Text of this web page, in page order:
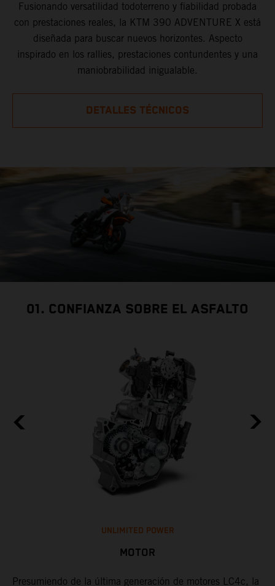
Fusionando versatilidad todoterreno y fiabilidad probada
con prestaciones reales, la KTM 390 ADVENTURE X está
diseñada para buscar nuevos horizontes. Aspecto
inspirado en los rallies, prestaciones contundentes y una
maniobrabilidad inigualable.
DETALLES TÉCNICOS
01. CONFIANZA SOBRE EL ASFALTO
UNLIMITED POWER
MOTOR
Presumiendo de la última generación de motores LC4c, la